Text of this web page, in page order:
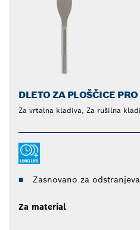
DLETO ZA PLOŠČICE
Za vrtalna kladiva, Za rušilna
Zasnovano za
Za material